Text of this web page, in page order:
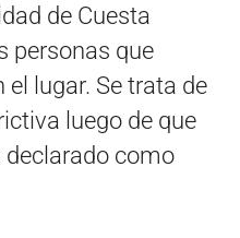
de Cuesta
personas que
lugar. Se trata de
luego de que
declarado como